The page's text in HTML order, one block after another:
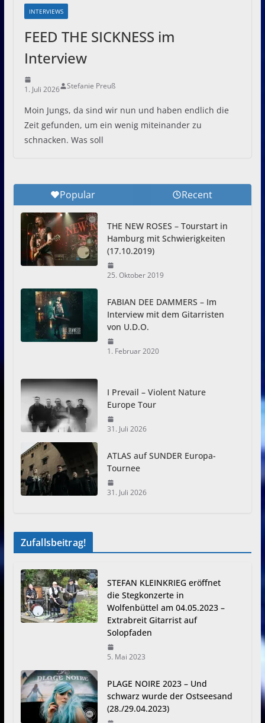
INTERVIEWS
FEED THE SICKNESS im
Interview
1. Juli 2026 Stefanie Preuß
Moin Jungs, da sind wir nun und haben endlich die
Zeit gefunden, um ein wenig miteinander zu
schnacken. Was soll
Popular Recent
THE NEW ROSES – Tourstart in
Hamburg mit Schwierigkeiten
(17.10.2019)
25. Oktober 2019
FABIAN DEE DAMMERS – Im
Interview mit dem Gitarristen
von U.D.O.
1. Februar 2020
I Prevail – Violent Nature
Europe Tour
31. Juli 2026
ATLAS auf SUNDER Europa-
Tournee
31. Juli 2026
Zufallsbeitrag!
STEFAN KLEINKRIEG eröffnet
die Stegkonzerte in
Wolfenbüttel am 04.05.2023 –
Extrabreit Gitarrist auf
Solopfaden
5. Mai 2023
PLAGE NOIRE 2023 – Und
schwarz wurde der Ostseesand
(28./29.04.2023)